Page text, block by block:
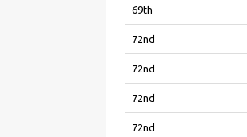
69th
72nd
72nd
72nd
72nd